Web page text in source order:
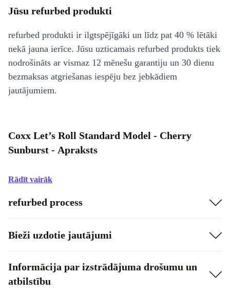
Jūsu refurbed produkti
refurbed produkti ir ilgtspējīgāki un līdz pat 40 % lētāki
nekā jauna ierīce. Jūsu uzticamais refurbed produkts tiek
nodrošināts ar vismaz 12 mēnešu garantiju un 30 dienu
bezmaksas atgriešanas iespēju bez jebkādiem
jautājumiem.
Coxx Let’s Roll Standard Model - Cherry
Sunburst - Apraksts
Rādīt vairāk
refurbed process
Bieži uzdotie jautājumi
Informācija par izstrādājuma drošumu un
atbilstību